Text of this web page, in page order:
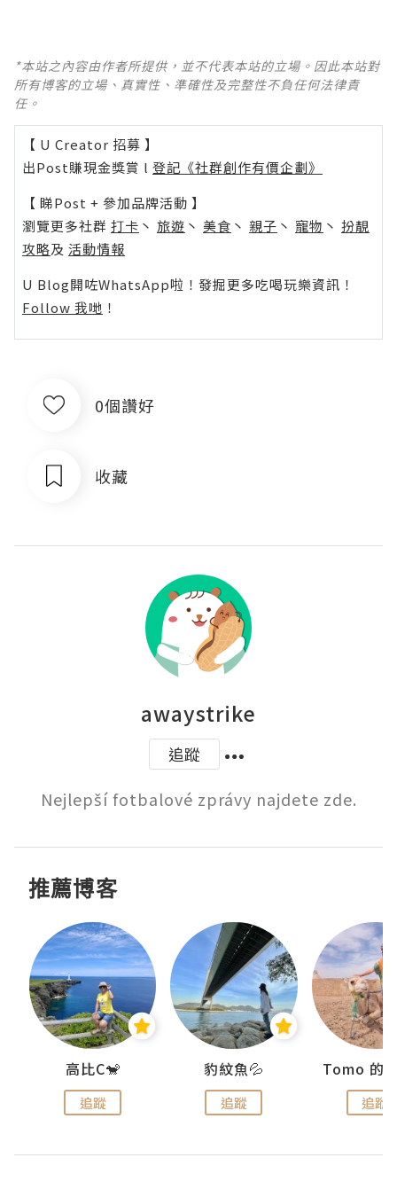
*本站之內容由作者所提供，並不代表本站的立場。因此本站對
所有博客的立場、真實性、準確性及完整性不負任何法律責
任。
【 U Creator 招募 】
出Post賺現金獎賞 l 登記《社群創作有價企劃》
【 睇Post + 參加品牌活動 】
瀏覽更多社群 打卡 丶 旅遊 丶 美食 丶 親子 丶 寵物 丶 扮靚
攻略及 活動情報
U Blog開咗WhatsApp啦！發掘更多吃喝玩樂資訊！
Follow 我哋 ！
0個讚好
收藏
awaystrike
追蹤
Nejlepší fotbalové zprávy najdete zde.
推薦博客
高比C🐒
追蹤
豹紋魚💦
追蹤 追蹤